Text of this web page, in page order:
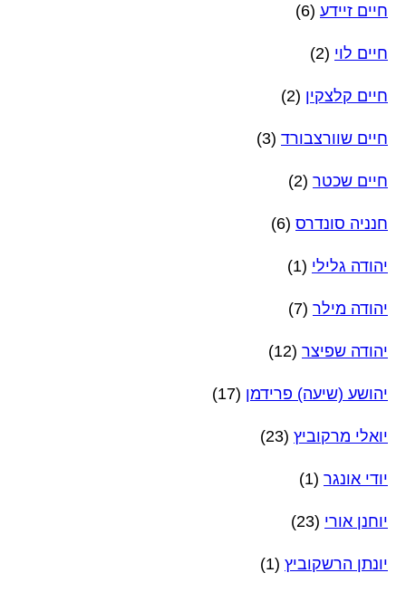
חיים זיידע (6)
חיים לוי (2)
חיים קלצקין (2)
חיים שוורצבורד (3)
חיים שכטר (2)
חנניה סונדרס (6)
יהודה גלילי (1)
יהודה מילר (7)
יהודה שפיצר (12)
יהושע (שיעה) פרידמן (17)
יואלי מרקוביץ (23)
יודי אונגר (1)
יוחנן אורי (23)
יונתן הרשקוביץ (1)